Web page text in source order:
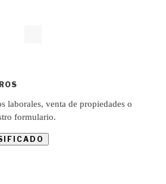
laborales, venta de propiedades o
formulario.